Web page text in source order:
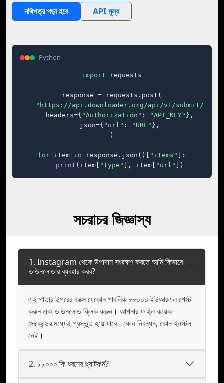
নথিপত্র পড়া হবে API মূল্য
Python
import requests
response = requests.post(
"https://api.downloader.org/api/v1/submit/"
    headers={
"Authorization" : "API_KEY" },
    json={
"url" : "URL" },
)
for item in response.json()[ "items"
]:
print (item[ "type" ], item[ "url" ])
সচরাচর জিজ্ঞাস্য
1. Instagram থেকে উপাদান সংরক্ষণ করতে আমি কিভাবে
ডাউনলোডার ব্যবহার করব?
এই পাতার উপরের বাক্সে যেকোন পাবলিক ৮৮০০০ ইউআরএল পেস্ট
করুন এবং ডাউনলোড ক্লিক করুন। আপনার ফাইল কয়েক
সেকেন্ডের মধ্যেই প্রস্তুত হয়ে যাবে - কোন নিবন্ধন, কোন ইনস্টল
নেই।
2. ৮৮০০০ কি ধরনের প্ল্যাটফর্ম?